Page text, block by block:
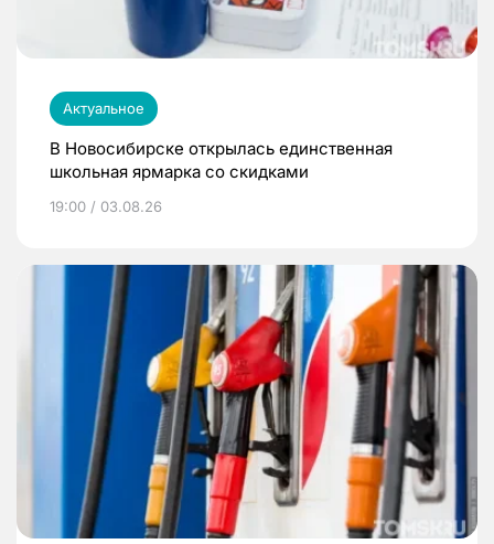
Актуальное
В Новосибирске открылась единственная
школьная ярмарка со скидками
19:00 / 03.08.26